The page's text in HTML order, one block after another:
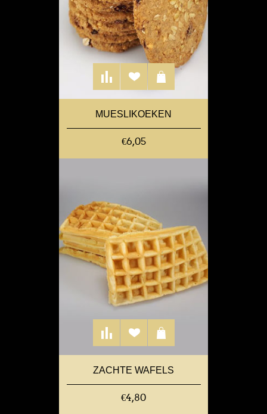
MUESLIKOEKEN
€6,05
ZACHTE WAFELS
€4,80